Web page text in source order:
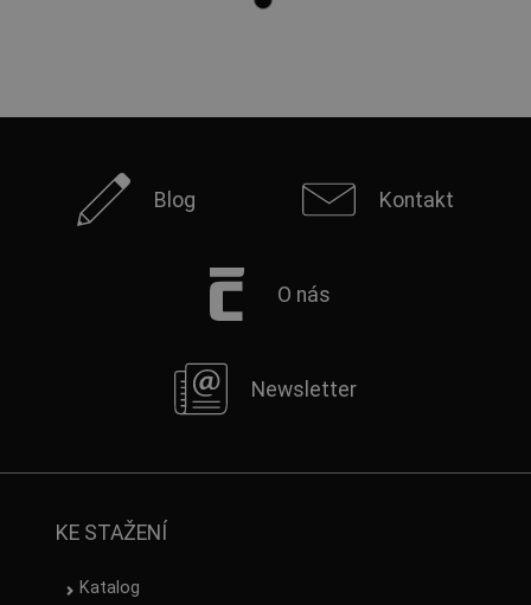
Blog Kontakt
O nás
Newsletter
KE STAŽENÍ
Katalog